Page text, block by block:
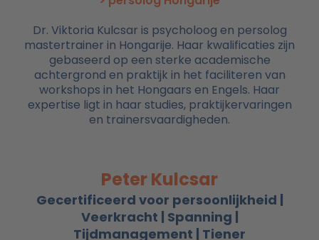
Dr. Viktoria Kulcsar is psycholoog en persolog
mastertrainer in Hongarije. Haar kwalificaties zijn
gebaseerd op een sterke academische
achtergrond en praktijk in het faciliteren van
workshops in het Hongaars en Engels. Haar
expertise ligt in haar studies, praktijkervaringen
en trainersvaardigheden.
Peter Kulcsar
Gecertificeerd voor persoonlijkheid |
Veerkracht | Spanning |
Tijdmanagement | Tiener